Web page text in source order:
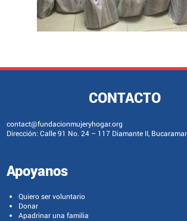
CONTACTO
contact@fundacionmujeryhogar.org
Dirección: Calle 91 No. 24 – 117 Diamante II,
Apoyanos
Quiero ser voluntario
Donar
Apadrinar una familia